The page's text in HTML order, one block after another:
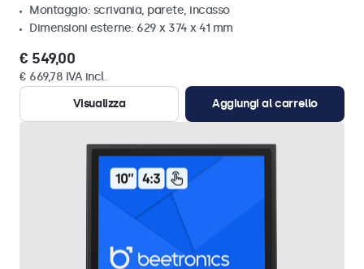
Montaggio: scrivania, parete, incasso
Dimensioni esterne: 629 x 374 x 41 mm
€ 549,00
€ 669,78 IVA incl.
Visualizza
Aggiungi al carrello